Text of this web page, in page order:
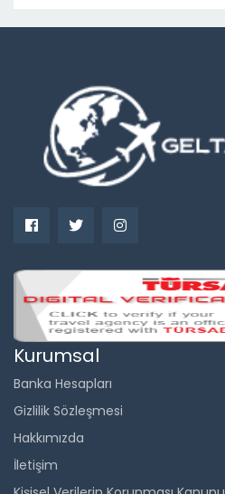
Kurumsal
Banka Hesapları
Gizlilik Sözleşmesi
Hakkımızda
İletişim